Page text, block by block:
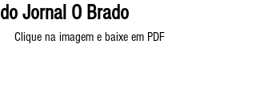
do Jornal O Brado
Clique na imagem e baixe em PDF